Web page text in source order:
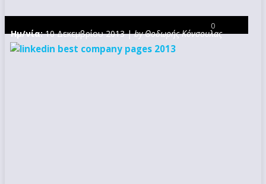
Ημ/νία:10 Δεκεμβρίου 2013 |by Θοδωρής Κόνσουλας
0